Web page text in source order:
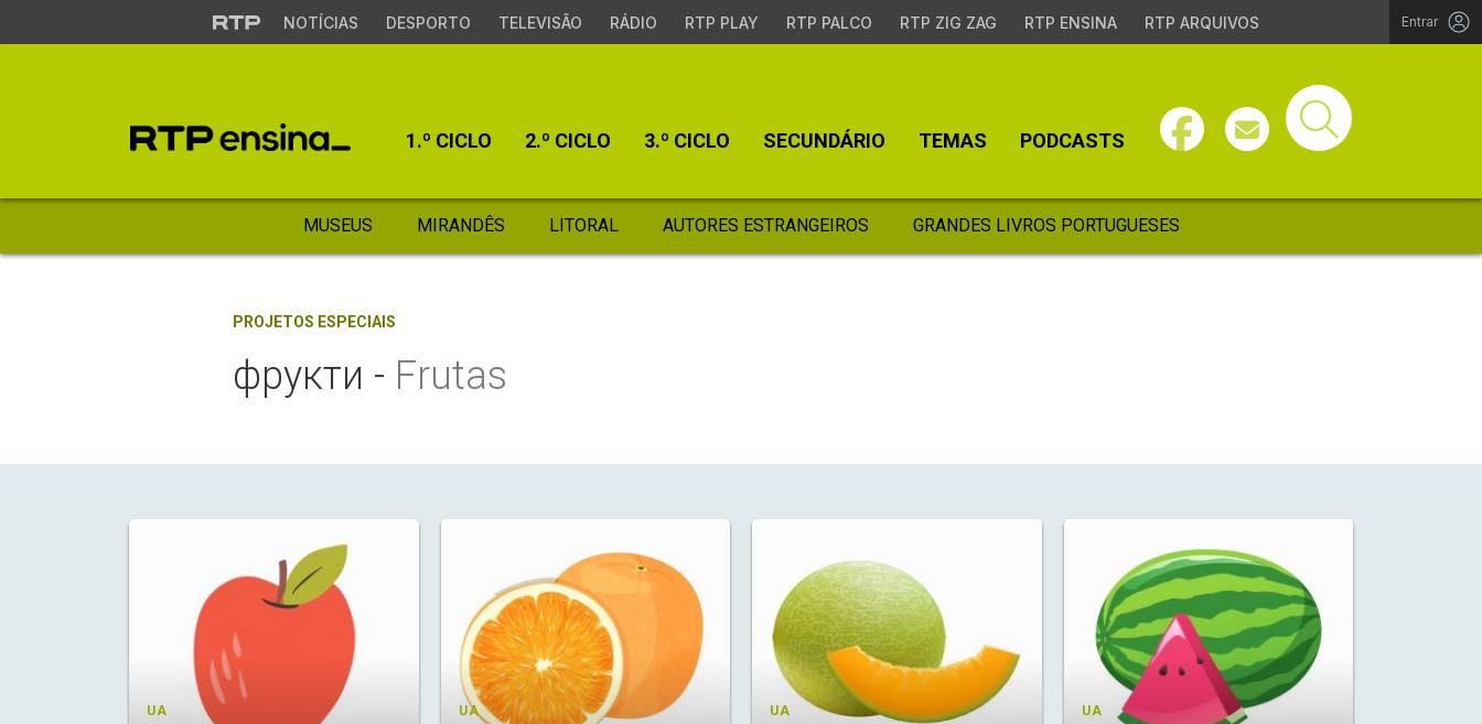
NOTÍCIAS DESPORTO TELEVISÃO RÁDIO RTP PLAY RTP PALCO RTP ZIG ZAG RTP ENSINA RTP ARQUIVOS Entrar
1.º CICLO 2.º CICLO 3.º CICLO SECUNDÁRIO TEMAS PODCASTS
MUSEUS MIRANDÊS LITORAL AUTORES ESTRANGEIROS GRANDES LIVROS PORTUGUESES
PROJETOS ESPECIAIS
фрукти - Frutas
UA UA UA UA